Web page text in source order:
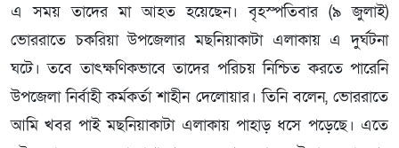
এ সময় তাদের মা আহত হয়েছেন। বৃহস্পতিবার (৯ জুলাই)
ভোররাতে চকরিয়া উপজেলার মছনিয়াকাটা এলাকায় এ দুর্ঘটনা
ঘটে। তবে তাৎক্ষণিকভাবে তাদের পরিচয় নিশ্চিত করতে পারেনি
উপজেলা নির্বাহী কর্মকর্তা শাহীন দেলোয়ার। তিনি বলেন, ভোররাতে
আমি খবর পাই মছনিয়াকাটা এলাকায় পাহাড় ধসে পড়েছে। এতে